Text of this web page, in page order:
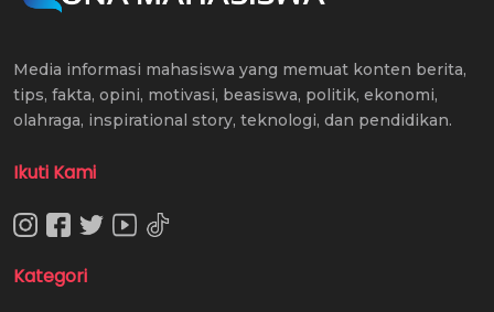
Media informasi mahasiswa yang memuat konten berita,
tips, fakta, opini, motivasi, beasiswa, politik, ekonomi,
olahraga, inspirational story, teknologi, dan pendidikan.
Ikuti Kami
Kategori